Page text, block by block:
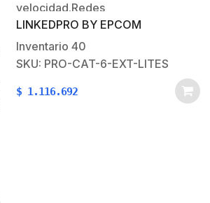
velocidad.Redes
inalambricas.Aplicaciones en
10BASE-T, 100BASE-T y
1000BASETInstalaciones Gigabit
largas distancias.Diseñado para
LINKEDPRO BY EPCOM
Inventario 40
SKU: PRO-CAT-6-EXT-LITES
$ 1.116.692